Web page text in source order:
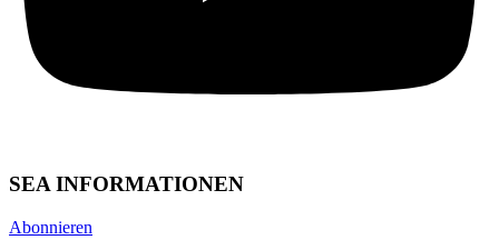
SEA INFORMATIONEN
Abonnieren